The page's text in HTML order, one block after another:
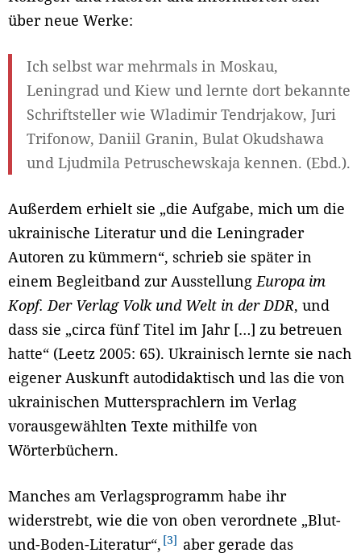
über neue Werke:
Ich selbst war mehrmals in Moskau,
Leningrad und Kiew und lernte dort bekannte
Schriftsteller wie Wladimir Tendrjakow, Juri
Trifonow, Daniil Granin, Bulat Okudshawa
und Ljudmila Petruschewskaja kennen. (Ebd.).
Außerdem erhielt sie „die Aufgabe, mich um die
ukrainische Literatur und die Leningrader
Autoren zu kümmern“, schrieb sie später in
einem Begleitband zur Ausstellung Europa im
Kopf. Der Verlag Volk und Welt in der DDR, und
dass sie „circa fünf Titel im Jahr […] zu betreuen
hatte“ (Leetz 2005: 65). Ukrainisch lernte sie nach
eigener Auskunft autodidaktisch und las die von
ukrainischen Muttersprachlern im Verlag
vorausgewählten Texte mithilfe von
Wörterbüchern.
Manches am Verlagsprogramm habe ihr
widerstrebt, wie die von oben verordnete „Blut-
und-Boden-Literatur“, 3
aber gerade das